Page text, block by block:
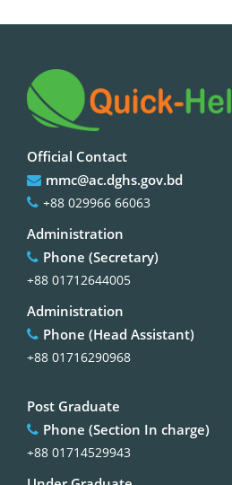
Official Contact
mmc@ac.dghs.gov.bd
+88 029966 66063
Administration
Phone (Secretary)
+88 01712644005
Administration
Phone (Head Assistant)
+88 01716290968
Post Graduate
Phone (Section In charge)
+88 01714529943